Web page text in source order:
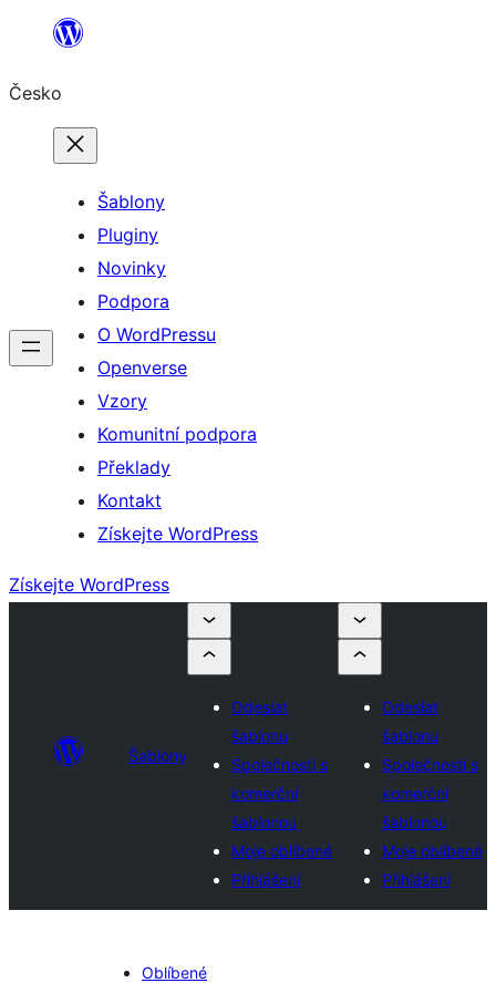
Přeskočit
obsah
Česko
Šablony
Pluginy
Novinky
Podpora
O WordPressu
Openverse
Vzory
Komunitní podpora
Překlady
Kontakt
Získejte WordPress
Získejte WordPress
Šablony
Odeslat
šablonu
Společnosti s
komerční
šablonou
Moje oblíbené
Přihlášení
Odeslat
šablonu
Společnosti s
komerční
šablonou
Moje oblíbené
Přihlášení
Oblíbené